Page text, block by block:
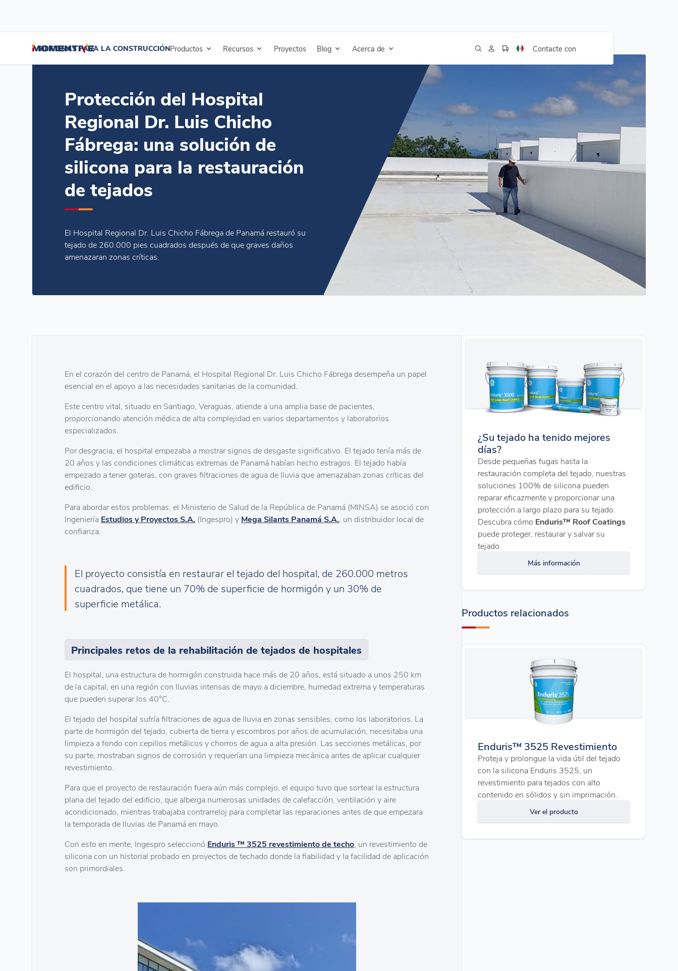
SILICONAS PARA LA CONSTRUCCIÓNProductos Recursos Proyectos Blog Acerca de Contacte con
Inicio Estudios de caso Protección del Hospital Regional Dr. Luis Chicho Fábrega: una solución de silicona para la restauración de tejados
Protección del Hospital
Regional Dr. Luis Chicho
Fábrega: una solución de
silicona para la restauración
de tejados
El Hospital Regional Dr. Luis Chicho Fábrega de Panamá restauró su
tejado de 260.000 pies cuadrados después de que graves daños
amenazaran zonas críticas.
En el corazón del centro de Panamá, el Hospital Regional Dr. Luis Chicho Fábrega desempeña un papel
esencial en el apoyo a las necesidades sanitarias de la comunidad.
Este centro vital, situado en Santiago, Veraguas, atiende a una amplia base de pacientes,
proporcionando atención médica de alta complejidad en varios departamentos y laboratorios
especializados.
Por desgracia, el hospital empezaba a mostrar signos de desgaste significativo. El tejado tenía más de
20 años y las condiciones climáticas extremas de Panamá habían hecho estragos. El tejado había
empezado a tener goteras, con graves filtraciones de agua de lluvia que amenazaban zonas críticas del
edificio.
Para abordar estos problemas, el Ministerio de Salud de la República de Panamá (MINSA) se asoció con
Ingeniería Estudios y Proyectos S.A. (Ingespro) y Mega Silants Panamá S.A. , un distribuidor local de
confianza.
El proyecto consistía en restaurar el tejado del hospital, de 260.000 metros
cuadrados, que tiene un 70% de superficie de hormigón y un 30% de
superficie metálica.
Principales retos de la rehabilitación de tejados de hospitales
El hospital, una estructura de hormigón construida hace más de 20 años, está situado a unos 250 km
de la capital, en una región con lluvias intensas de mayo a diciembre, humedad extrema y temperaturas
que pueden superar los 40°C.
El tejado del hospital sufría filtraciones de agua de lluvia en zonas sensibles, como los laboratorios. La
parte de hormigón del tejado, cubierta de tierra y escombros por años de acumulación, necesitaba una
limpieza a fondo con cepillos metálicos y chorros de agua a alta presión. Las secciones metálicas, por
su parte, mostraban signos de corrosión y requerían una limpieza mecánica antes de aplicar cualquier
revestimiento.
Para que el proyecto de restauración fuera aún más complejo, el equipo tuvo que sortear la estructura
plana del tejado del edificio, que alberga numerosas unidades de calefacción, ventilación y aire
acondicionado, mientras trabajaba contrarreloj para completar las reparaciones antes de que empezara
la temporada de lluvias de Panamá en mayo.
Con esto en mente, Ingespro seleccionó Enduris ™ 3525 revestimiento de techo , un revestimiento de
silicona con un historial probado en proyectos de techado donde la fiabilidad y la facilidad de aplicación
son primordiales.
¿Su tejado ha tenido mejores
días?
Desde pequeñas fugas hasta la
restauración completa del tejado, nuestras
soluciones 100% de silicona pueden
reparar eficazmente y proporcionar una
protección a largo plazo para su tejado.
Descubra cómo Enduris™ Roof Coatings
puede proteger, restaurar y salvar su
tejado.
Más información
Productos relacionados
Enduris™ 3525 Revestimiento
Proteja y prolongue la vida útil del tejado
con la silicona Enduris 3525, un
revestimiento para tejados con alto
contenido en sólidos y sin imprimación.
Ver el producto